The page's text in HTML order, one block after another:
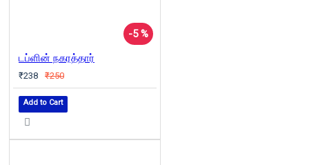
-5 %
டப்ளின் நகரத்தார்
₹238 ₹250
Add to Cart